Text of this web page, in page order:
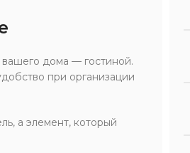
дома — гостиной.
при организации
а элемент, который